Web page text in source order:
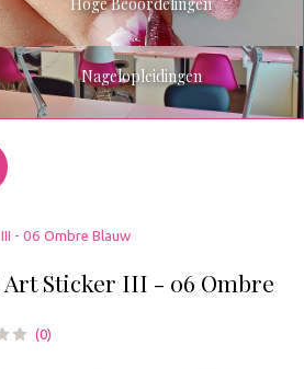
Nagelopleidingen
- 06 Ombre Blauw
Sticker III - 06 Ombre
(0)